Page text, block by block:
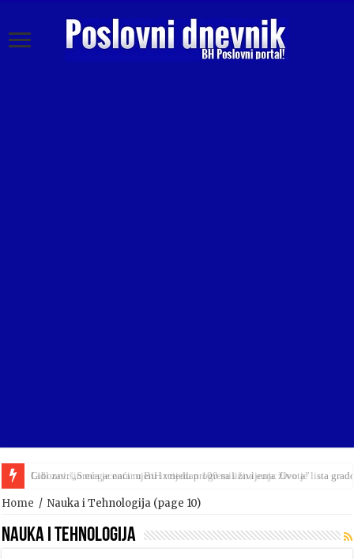
Lidl završio megacentar u BiH vrijedan 100 miliona eura: Ovo je lista
Home / Nauka i Tehnologija (page 10)
Nauka i Tehnologija